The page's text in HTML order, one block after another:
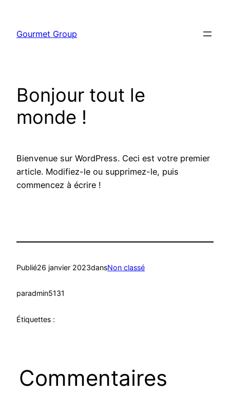
contenu
Gourmet Group
Bonjour tout le
monde !
Bienvenue sur WordPress. Ceci est votre premier
article. Modifiez-le ou supprimez-le, puis
commencez à écrire !
Publié26 janvier 2023dansNon classé
paradmin5131
Étiquettes :
Commentaires